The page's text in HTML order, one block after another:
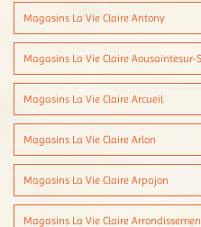
Magasins La Vie Claire Antony
Magasins La Vie Claire Aousaintesur-
Magasins La Vie Claire Arcueil
Magasins La Vie Claire Arlon
Magasins La Vie Claire Arpajon
Magasins La Vie Claire